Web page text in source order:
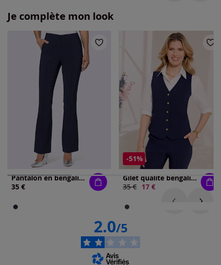
Je complète mon look
Pantalon en bengaline coupe parfaite grâce à l'élasthanne
35 €
-51%
Gilet qualité bengaline supérieure
Ancien prix :
35 € Nouveau prix :
17 €
2.0/5